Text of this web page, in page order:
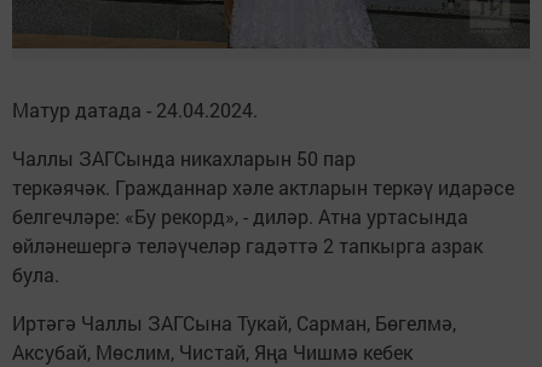
Матур датада - 24.04.2024.
Чаллы ЗАГСында никахларын 50 пар
теркәячәк. Гражданнар хәле актларын теркәү идарәсе
белгечләре: «Бу рекорд», - диләр. Атна уртасында
өйләнешергә теләүчеләр гадәттә 2 тапкырга азрак
була.
Иртәгә Чаллы ЗАГСына Тукай, Сарман, Бөгелмә,
Аксубай, Мөслим, Чистай, Яңа Чишмә кебек